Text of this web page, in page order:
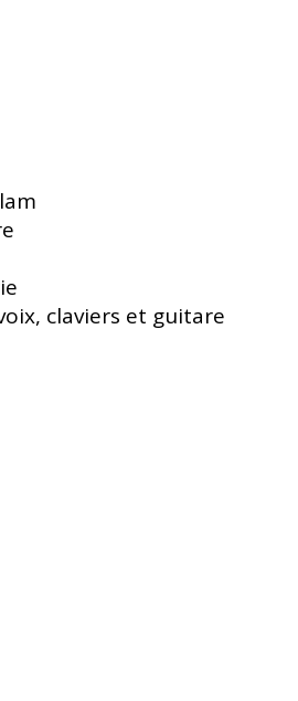
claviers et guitare